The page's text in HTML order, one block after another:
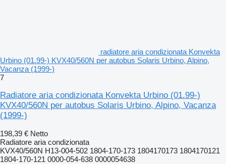
radiatore aria condizionata Konvekta
Urbino (01.99-) KVX40/560N per autobus Solaris Urbino, Alpino,
Vacanza (1999-)
7
Radiatore aria condizionata Konvekta Urbino (01.99-)
KVX40/560N per autobus Solaris Urbino, Alpino, Vacanza
(1999-)
198,39 € Netto
Radiatore aria condizionata
KVX40/560N H13-004-502 1804-170-173 1804170173 1804170121
1804-170-121 0000-054-638 0000054638